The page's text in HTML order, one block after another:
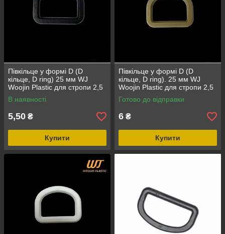
Півкільце у формі D (D
кільце, D ring) 25 мм WJ
Woojin Plastic для стропи 2,5
см матеріал ацеталь колір
чорний
В наявності
5,50 ₴
Купити
Півкільце у формі D (D
кільце, D ring). 25 мм WJ
Woojin Plastic для стропи 2,5
см матеріал ацетали колір
Тан
Готово до відправки
6 ₴
Купити